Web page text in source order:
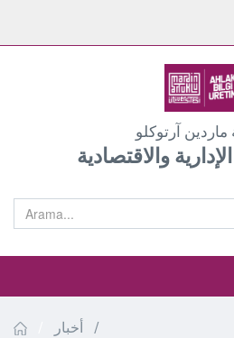
ماردين آرتوكلو
والاقتصادية
أخبار /